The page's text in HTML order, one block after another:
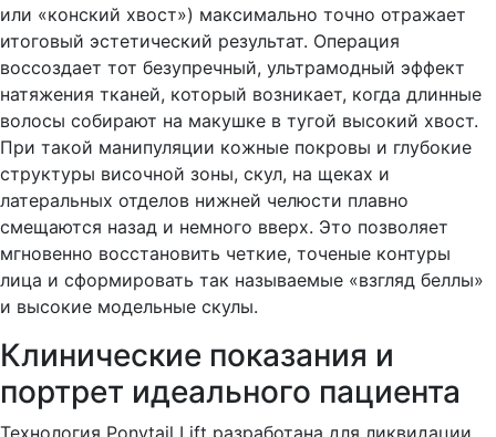
или «конский хвост») максимально точно отражает
итоговый эстетический результат. Операция
воссоздает тот безупречный, ультрамодный эффект
натяжения тканей, который возникает, когда длинные
волосы собирают на макушке в тугой высокий хвост.
При такой манипуляции кожные покровы и глубокие
структуры височной зоны, скул, на щеках и
латеральных отделов нижней челюсти плавно
смещаются назад и немного вверх. Это позволяет
мгновенно восстановить четкие, точеные контуры
лица и сформировать так называемые «взгляд беллы»
и высокие модельные скулы.
Клинические показания и
портрет идеального пациента
Технология Ponytail Lift разработана для ликвидации